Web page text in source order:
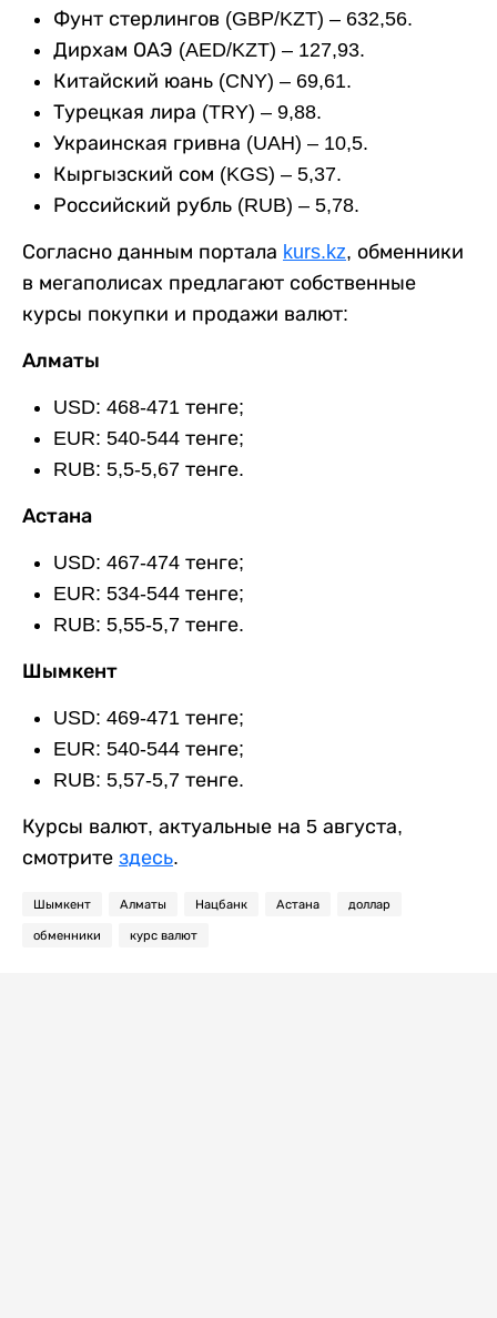
Фунт стерлингов (GBP/KZT) – 632,56.
Дирхам ОАЭ (AED/KZT) – 127,93.
Китайский юань (CNY) – 69,61.
Турецкая лира (TRY) – 9,88.
Украинская гривна (UAH) – 10,5.
Кыргызский сом (KGS) – 5,37.
Российский рубль (RUB) – 5,78.
Согласно данным портала kurs.kz, обменники
в мегаполисах предлагают собственные
курсы покупки и продажи валют:
Алматы
USD: 468-471 тенге;
EUR: 540-544 тенге;
RUB: 5,5-5,67 тенге.
Астана
USD: 467-474 тенге;
EUR: 534-544 тенге;
RUB: 5,55-5,7 тенге.
Шымкент
USD: 469-471 тенге;
EUR: 540-544 тенге;
RUB: 5,57-5,7 тенге.
Курсы валют, актуальные на 5 августа,
смотрите здесь.
Шымкент Алматы Нацбанк Астана доллар
обменники курс валют